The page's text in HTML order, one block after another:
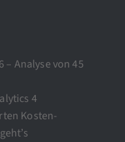
– Analyse von 45
4
Kosten-